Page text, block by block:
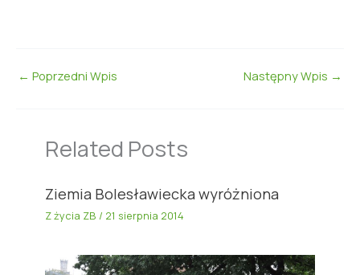
← Poprzedni Wpis Następny Wpis →
Related Posts
Ziemia Bolesławiecka wyróżniona
Z życia ZB / 21 sierpnia 2014